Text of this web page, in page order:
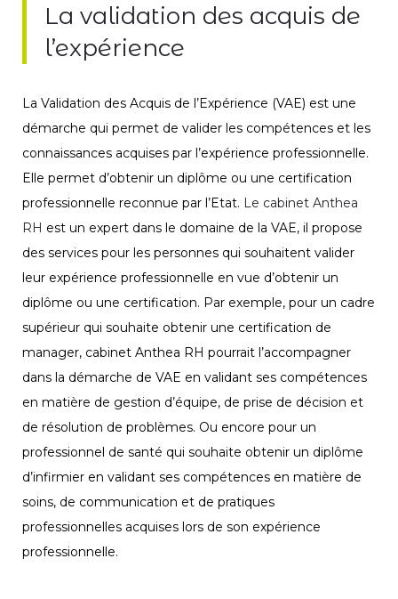
La validation des acquis de
l’expérience
La Validation des Acquis de l’Expérience (VAE) est une
démarche qui permet de valider les compétences et les
connaissances acquises par l’expérience professionnelle.
Elle permet d’obtenir un diplôme ou une certification
professionnelle reconnue par l’Etat. Le cabinet Anthea
RH est un expert dans le domaine de la VAE, il propose
des services pour les personnes qui souhaitent valider
leur expérience professionnelle en vue d’obtenir un
diplôme ou une certification. Par exemple, pour un cadre
supérieur qui souhaite obtenir une certification de
manager, cabinet Anthea RH pourrait l’accompagner
dans la démarche de VAE en validant ses compétences
en matière de gestion d’équipe, de prise de décision et
de résolution de problèmes. Ou encore pour un
professionnel de santé qui souhaite obtenir un diplôme
d’infirmier en validant ses compétences en matière de
soins, de communication et de pratiques
professionnelles acquises lors de son expérience
professionnelle.